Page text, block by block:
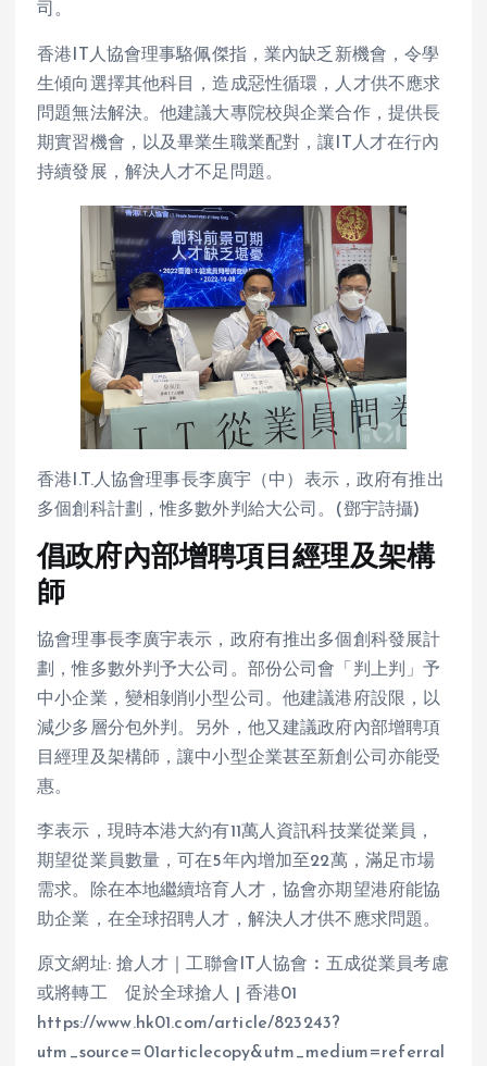
司。
香港IT人協會理事駱佩傑指，業內缺乏新機會，令學
生傾向選擇其他科目，造成惡性循環，人才供不應求
問題無法解決。他建議大專院校與企業合作，提供長
期實習機會，以及畢業生職業配對，讓IT人才在行內
持續發展，解決人才不足問題。
香港I.T.人協會理事長李廣宇（中）表示，政府有推出
多個創科計劃，惟多數外判給大公司。(鄧宇詩攝)
倡政府內部增聘項目經理及架構
師
協會理事長李廣宇表示，政府有推出多個創科發展計
劃，惟多數外判予大公司。部份公司會「判上判」予
中小企業，變相剝削小型公司。他建議港府設限，以
減少多層分包外判。另外，他又建議政府內部增聘項
目經理及架構師，讓中小型企業甚至新創公司亦能受
惠。
李表示，現時本港大約有11萬人資訊科技業從業員，
期望從業員數量，可在5年內增加至22萬，滿足市場
需求。除在本地繼續培育人才，協會亦期望港府能協
助企業，在全球招聘人才，解決人才供不應求問題。
原文網址: 搶人才｜工聯會IT人協會︰五成從業員考慮
或將轉工 促於全球搶人 | 香港01
https://www.hk01.com/article/823243?
utm_source=01articlecopy&utm_medium=referral